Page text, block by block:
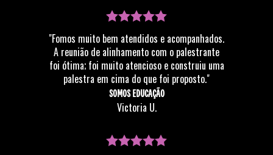
"Fomos muito bem atendidos e acompanhados.
A reunião de alinhamento com o palestrante
foi ótima; foi muito atencioso e construiu uma
palestra em cima do que foi proposto."
SOMOS EDUCAÇÃO
Victoria U.